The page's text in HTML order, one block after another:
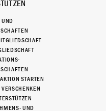
UND
STARTEN
UND